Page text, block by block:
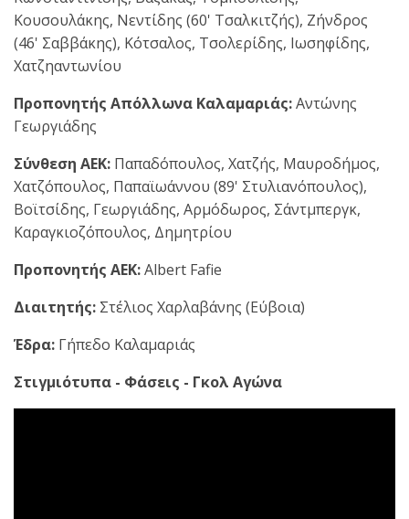
Κουσουλάκης, Νεντίδης (60' Τσαλκιτζής), Ζήνδρος
(46' Σαββάκης), Κότσαλος, Τσολερίδης, Ιωσηφίδης,
Χατζηαντωνίου
Προπονητής Απόλλωνα Καλαμαριάς:Αντώνης
Γεωργιάδης
Σύνθεση ΑΕΚ: Παπαδόπουλος, Χατζής, Μαυροδήμος,
Χατζόπουλος, Παπαϊωάννου (89' Στυλιανόπουλος),
Βοϊτσίδης, Γεωργιάδης, Αρμόδωρος, Σάντμπεργκ,
Καραγκιοζόπουλος, Δημητρίου
Προπονητής ΑΕΚ:Albert Fafie
Διαιτητής: Στέλιος Χαρλαβάνης (Εύβοια)
Έδρα: Γήπεδο Καλαμαριάς
Στιγμιότυπα - Φάσεις - Γκολ Αγώνα